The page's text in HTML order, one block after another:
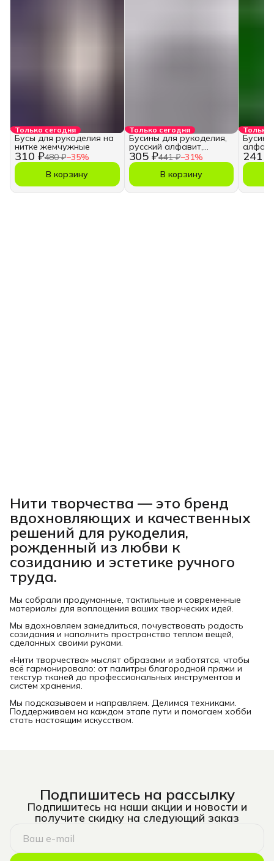
Только сегодня
310 ₽480 ₽−35%
Бусы для рукоделия на
нитке жемчужные
В корзину
Только сегодня
305 ₽441 ₽−31%
Бусины для рукоделия,
русский алфавит,
кубики
В корзину
Только
241 ₽
Нити творчества — это бренд
вдохновляющих и качественных
решений для рукоделия,
рожденный из любви к
созиданию и эстетике ручного
труда.
Мы собрали продуманные, тактильные и современные
материалы для воплощения ваших творческих идей.
Мы вдохновляем замедлиться, почувствовать радость
созидания и наполнить пространство теплом вещей,
сделанных своими руками.
«Нити творчества» мыслят образами и заботятся, чтобы
всё гармонировало: от палитры благородной пряжи и
текстур тканей до профессиональных инструментов и
систем хранения.
Мы подсказываем и направляем. Делимся техниками.
Поддерживаем на каждом этапе пути и помогаем хобби
стать настоящим искусством.
Подпишитесь на рассылку
Подпишитесь на наши акции и новости и
получите скидку на следующий заказ